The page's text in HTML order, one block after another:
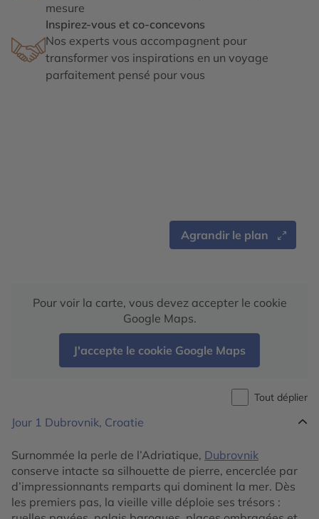
mesure
Inspirez-vous et co-concevons
Nos experts vous accompagnent pour
transformer vos inspirations en un voyage
parfaitement pensé pour vous
Agrandir le plan
Pour voir la carte, vous devez accepter le cookie
Google Maps.
J'accepte le cookie Google Maps
Tout déplier
Jour 1 Dubrovnik, Croatie
Surnommée la perle de l’Adriatique, Dubrovnik
conserve intacte sa silhouette de pierre, encerclée par
d’impressionnants remparts qui dominent la mer. Dès
les premiers pas, la vieille ville déploie ses trésors :